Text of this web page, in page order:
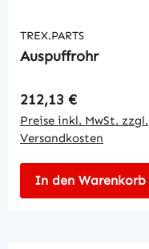
TREX.PARTS
Auspuffrohr
Regulärer Preis:
212,13 €
Preise inkl. MwSt. zzgl.
Versandkosten
In den Warenkorb